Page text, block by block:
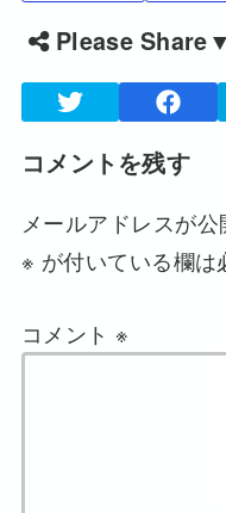
Please Share▼
コメントを残す
メールアドレスが公
※ が付いている欄は
コメント ※